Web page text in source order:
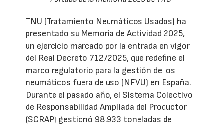
TNU (Tratamiento Neumáticos Usados) ha
presentado su Memoria de Actividad 2025,
un ejercicio marcado por la entrada en vigor
del Real Decreto 712/2025, que redefine el
marco regulatorio para la gestión de los
neumáticos fuera de uso (NFVU) en España.
Durante el pasado año, el Sistema Colectivo
de Responsabilidad Ampliada del Productor
(SCRAP) gestionó 98.933 toneladas de